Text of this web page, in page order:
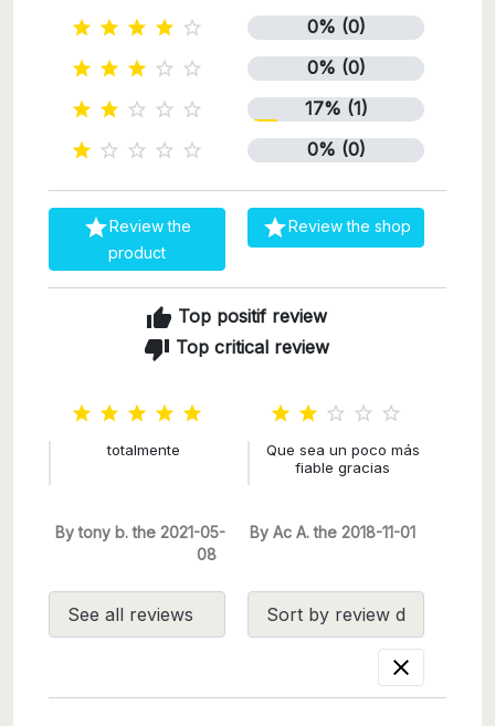
    
0% (0)
    
0% (0)
    
17% (1)
     0% (0)
Review the
product
Review the shop
thumb_up Top positif review
thumb_down Top critical review
         
totalmente
Que sea un poco más
fiable gracias
By tony b. the 2021-05-
08
By Ac A. the 2018-11-01
